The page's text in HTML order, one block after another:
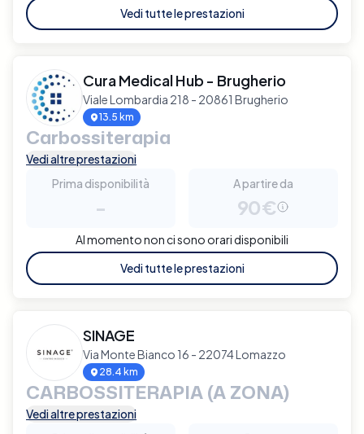
Vedi tutte le prestazioni
Cura Medical Hub - Brugherio
Viale Lombardia 218 - 20861 Brugherio
13.5 km
Carbossiterapia
Vedi altre prestazioni
Prima disponibilità
-
A partire da
90€
Al momento non ci sono orari disponibili
Vedi tutte le prestazioni
SINAGE
Via Monte Bianco 16 - 22074 Lomazzo
28.4 km
CARBOSSITERAPIA (A ZONA)
Vedi altre prestazioni